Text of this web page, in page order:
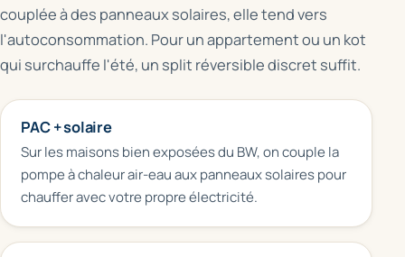
couplée à des panneaux solaires, elle tend vers
l'autoconsommation. Pour un appartement ou un kot
qui surchauffe l'été, un split réversible discret suffit.
PAC + solaire
Sur les maisons bien exposées du BW, on couple la
pompe à chaleur air-eau aux panneaux solaires pour
chauffer avec votre propre électricité.